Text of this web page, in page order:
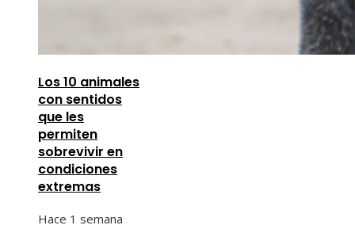
Los 10 animales
con sentidos
que les
permiten
sobrevivir en
condiciones
extremas
Hace 1 semana